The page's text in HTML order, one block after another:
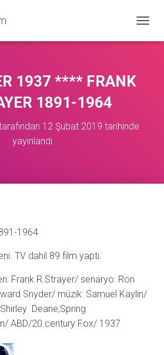
E
1937 **** FRANK
1891-1964
12 Şubat 2019 tarihinde
yayınlandı
1964
TV dahil 89 film yaptı.
Frank R.Strayer/ senaryo: Ron
Snyder/ müzik: Samuel Kaylin/
Deane,Spring
ABD/20.century Fox/ 1937